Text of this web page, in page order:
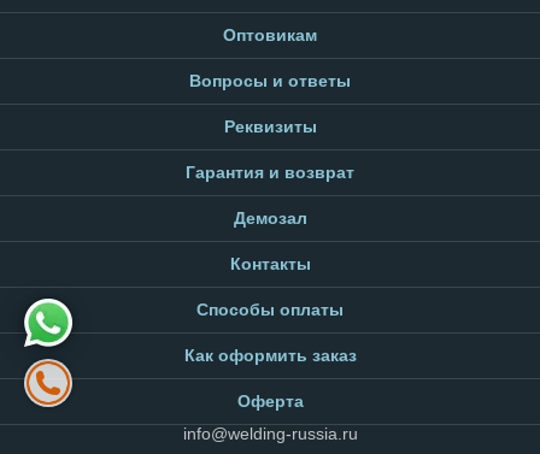
Оптовикам
Вопросы и ответы
Реквизиты
Гарантия и возврат
Демозал
Контакты
Способы оплаты
Как оформить заказ
Оферта
info@welding-russia.ru